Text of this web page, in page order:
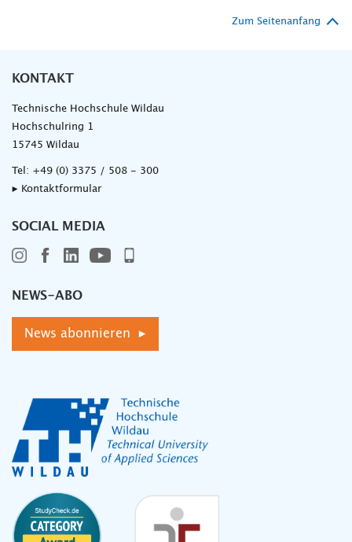
Zum Seitenanfang
KONTAKT
Technische Hochschule Wildau
Hochschulring 1
15745 Wildau
Tel: +49 (0) 3375 / 508 - 300
▸ Kontaktformular
SOCIAL MEDIA
NEWS-ABO
News abonnieren ▸